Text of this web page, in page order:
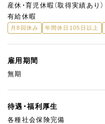
産休・育児休暇（取得実績あり）
有給休暇
月8回休み 年間休日105日以上
雇用期間
無期
待遇・福利厚生
各種社会保険完備